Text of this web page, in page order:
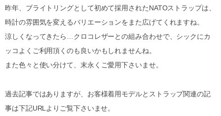
昨年、ブライトリングとして初めて採用されたNATOストラップは、
時計の雰囲気を変えるバリエーションをまた広げてくれますね。
涼しくなってきたら…クロコレザーとの組み合わせで、シックにカ
ッコよくご利用頂くのも良いかもしれませんね。
また色々と使い分けて、末永くご愛用下さいませ。
過去記事ではありますが、お客様着用モデルとストラップ関連の記
事は下記URLよりご覧下さいませ。